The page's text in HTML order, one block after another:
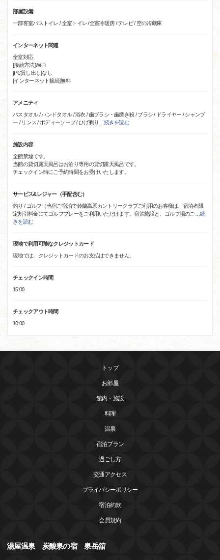
部屋設備
一部客室バストイレ / 全室トイレ /全室冷暖房 / テレビ / 空の冷蔵庫
インターネット関連
全室対応
[接続方法]Wi-Fi
[PC貸し出し]なし
[インターネット接続]無料
アメニティ
バスタオル / ハンドタオル / 浴衣 / 歯ブラシ・歯磨き粉 / ブラシ / ドライヤー / シャンプ
ー / リンス / ボディーソープ / ひげ剃り
続きを読む
施設内容
全館禁煙です。
当館の貸切露天風呂はお泊り専用の貸切露天風呂です。
チェックイン時にご予約時間をお受けいたします。
サービス&レジャー（手配含む）
釣り / ゴルフ（当宿ご宿泊で鈴蘭高原カントリークラブご利用のお客様は、宿泊者限
定割引料金にてゴルフプレーをご利用いただけます。宿泊施設と、ゴルフ場のご…続
きを読む
現地で利用可能なクレジットカード
現地では、クレジットカードのお支払はできません。
チェックイン時間
15:00
チェックアウト時間
10:00
トップ
お部屋
館内・施設
料理
温泉
宿泊プラン
過ごし方
交通アクセス
プライバシーポリシー
宿泊約款
会員規約
湯屋温泉 炭酸泉の宿 泉岳舘